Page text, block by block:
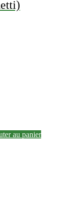
au panier